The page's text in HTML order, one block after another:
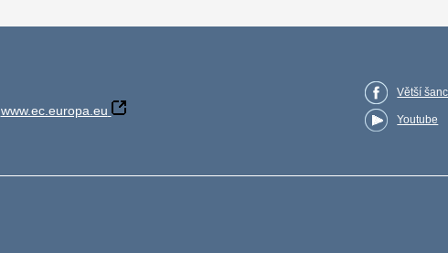
www.ec.europa.eu
Větší
Youtube